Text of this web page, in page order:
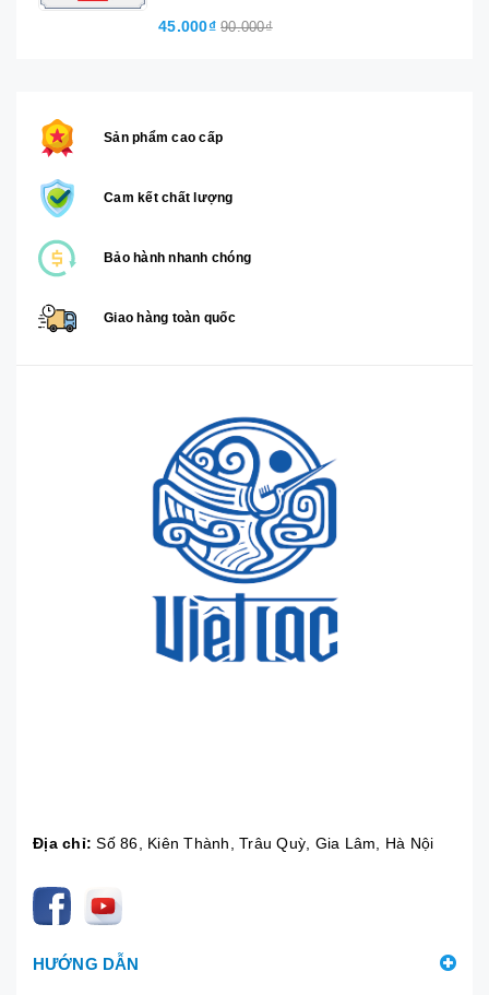
45.000₫ 90.000₫
Sản phẩm cao cấp
Cam kết chất lượng
Bảo hành nhanh chóng
Giao hàng toàn quốc
Địa chỉ: Số 86, Kiên Thành, Trâu Quỳ, Gia Lâm, Hà Nội
HƯỚNG DẪN